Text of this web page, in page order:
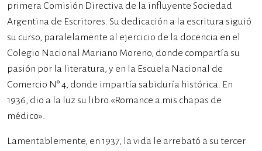
primera Comisión Directiva de la influyente Sociedad
Argentina de Escritores. Su dedicación a la escritura siguió
su curso, paralelamente al ejercicio de la docencia en el
Colegio Nacional Mariano Moreno, donde compartía su
pasión por la literatura, y en la Escuela Nacional de
Comercio N° 4, donde impartía sabiduría histórica. En
1936, dio a la luz su libro «Romance a mis chapas de
médico».
Lamentablemente, en 1937, la vida le arrebató a su tercer